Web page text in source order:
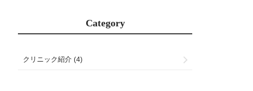
Category
クリニック紹介 (4)